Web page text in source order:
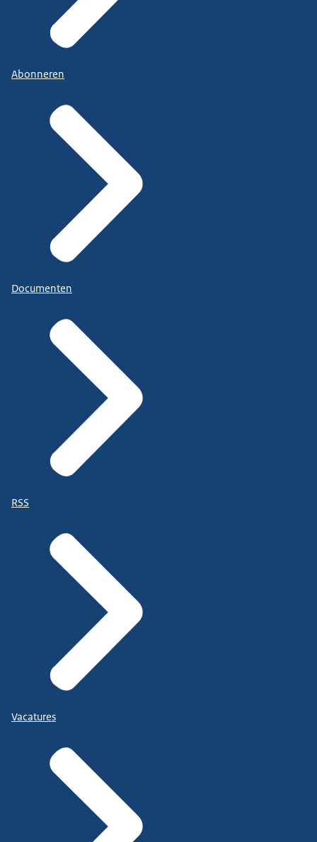
Abonneren
Documenten
RSS
Vacatures